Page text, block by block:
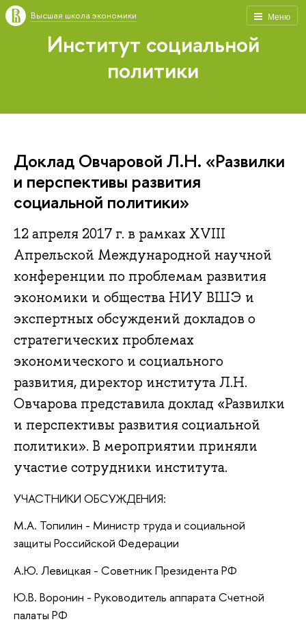
Меню
Высшая школа экономики
Институт социальной
политики
Доклад Овчаровой Л.Н. «Развилки
и перспективы развития
социальной политики»
12 апреля 2017 г. в рамках XVIII
Апрельской Международной научной
конференции по проблемам развития
экономики и общества НИУ ВШЭ и
экспертных обсуждений докладов о
стратегических проблемах
экономического и социального
развития, директор института Л.Н.
Овчарова представила доклад «Развилки
и перспективы развития социальной
политики». В мероприятии приняли
участие сотрудники института.
УЧАСТНИКИ ОБСУЖДЕНИЯ:
М.А. Топилин - Министр труда и социальной
защиты Российской Федерации
А.Ю. Левицкая - Советник Президента РФ
Ю.В. Воронин - Руководитель аппарата Счетной
палаты РФ